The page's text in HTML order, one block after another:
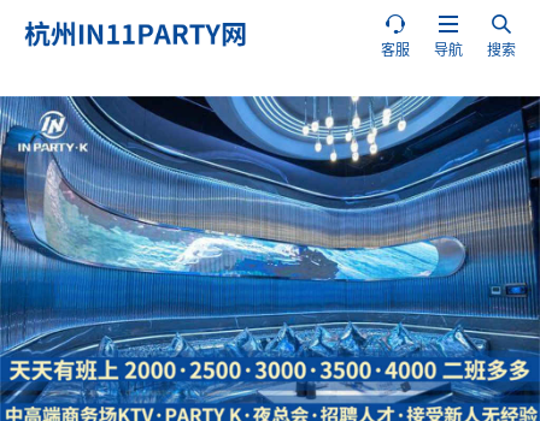

搜索

导航

客服